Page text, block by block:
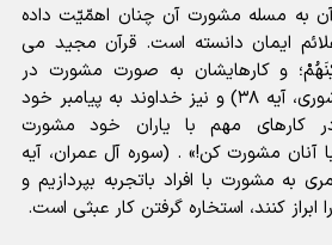
به مسله مشورت آن چنان اهمّیّت داده
ایمان دانسته است. قرآن مجید می
و کارهایشان به صورت مشورت در
میان آن هاست».(سوره شوری، آیه ۳۸) و نیز خداوند به پیامبر خود
مهم با یاران خود مشورت
آنان مشورت کن!» . (سوره آل عمران، آیه
امری به مشورت با افراد باتجربه بپردازیم و
ابراز کنند، استخاره گرفتن کار عبثی است.